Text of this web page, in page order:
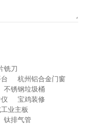
铣刀
杭州铝合金门窗
不锈钢垃圾桶
宝鸡装修
业主板
钛排气管